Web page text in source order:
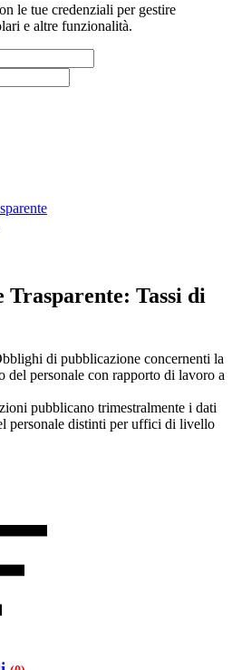
le tue credenziali per gestire
e altre funzionalità.
Trasparente: Tassi di
di pubblicazione concernenti la
del personale con rapporto di lavoro a
pubblicano trimestralmente i dati
personale distinti per uffici di livello